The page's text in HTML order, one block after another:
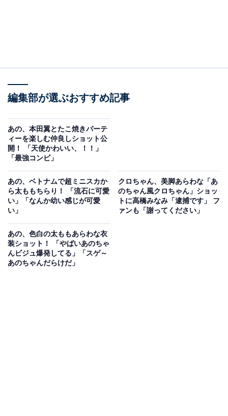
「ゆるめるモ!」は、ニューウェイブを軸としてさまざま
なジャンルの音楽的な要素が取り入れられ、衣装もかわ
編集部が選ぶおすすめ記事
あの、本田翼とたこ焼きパーテ
ィーを楽しむ仲良しショット公
開！ 「天使かわいい、！！」
「最強コンビ」
あの、ベトナムで超ミニスカか
ら太ももちらり！ 「流石に可愛
い」「なんか幼い感じが可愛
い」
クロちゃん、美脚あらわな「あ
のちゃん風クロちゃん」ショッ
トに高橋みなみ「逮捕です」 フ
ァンも「謝ってください︎︎」
あの、色白の太ももあらわな衣
装ショット！ 「やばいあのちゃ
んビジュ爆発してる」「スゲ～
あのちゃんだらけだ」